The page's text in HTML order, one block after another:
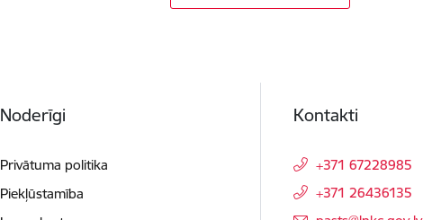
Noderīgi
Privātuma politika
Piekļūstamība
Kontakti
+371 67228985
+371 26436135